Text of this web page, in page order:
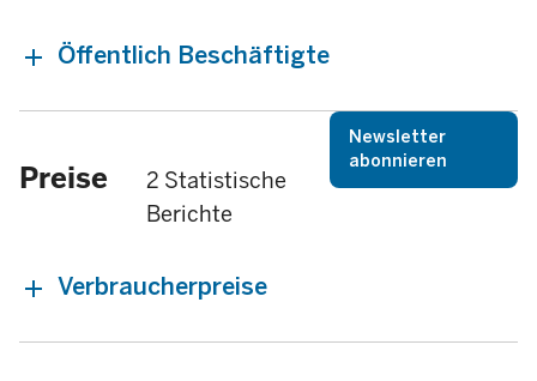
Öffentlich Beschäftigte
Preise
2 Statistische
Berichte
Newsletter
abonnieren
Verbraucherpreise